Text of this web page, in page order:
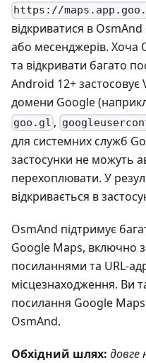
https://
відкриватися в
або месенджерів. Хоча
та відкривати багато
Android 12+ застосовує
домени Google
goo.gl ,
для системних служб
застосунки не можуть
перехоплювати. У
відкривається в
OsmAnd підтримує
Google Maps, включно
посиланнями та URL-
місцезнаходження. Ви
посилання Google
OsmAnd.
Обхідний шлях: довге